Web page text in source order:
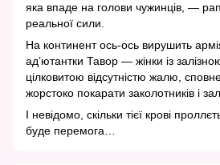
яка впаде на голови чужинців, —
реальної сили.
На континент ось-ось вирушить
ад’ютантки Тавор — жінки із
цілковитою відсутністю жалю,
жорстоко покарати заколотників і
І невідомо, скільки тієї крові
буде перемога…